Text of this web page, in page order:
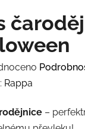
Rappa
–